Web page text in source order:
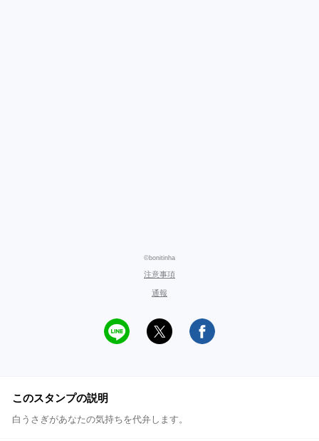
©bonitinha
注意事項
通報
このスタンプの説明
白うさぎがあなたの気持ちを代弁します。